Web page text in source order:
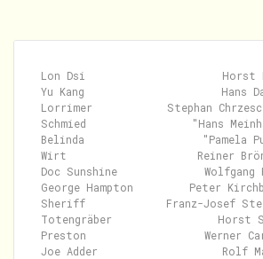
Lon Dsi                      Horst
Yu Kang                      Hans
Lorrimer            Stephan
Schmied                 "Hans
Belinda                   "Pamela
Wirt                     Reiner
Doc Sunshine              Wolfgang
George Hampton         Peter
Sheriff             Franz-Josef
Totengräber                 Horst
Preston                   Werner
Joe Adder                    Rolf